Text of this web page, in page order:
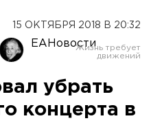
15 ОКТЯБРЯ 2018 В 20:32
ЕАНовости
убрать
концерта в